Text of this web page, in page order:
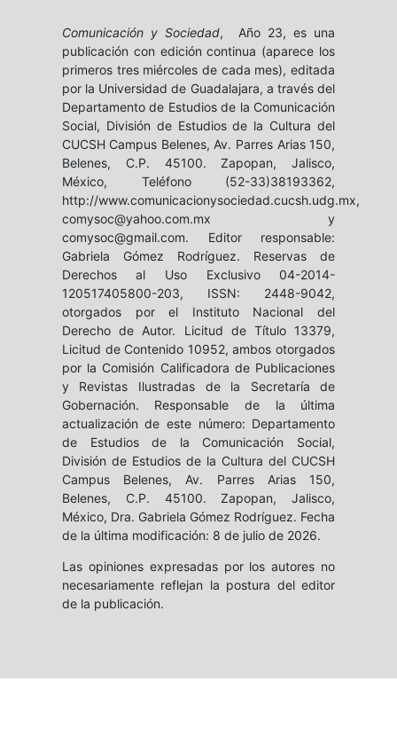
Comunicación y Sociedad, Año 23, es una
publicación con edición continua (aparece los
primeros tres miércoles de cada mes), editada
por la Universidad de Guadalajara, a través del
Departamento de Estudios de la Comunicación
Social, División de Estudios de la Cultura del
CUCSH Campus Belenes, Av. Parres Arias 150,
Belenes, C.P. 45100. Zapopan, Jalisco,
México, Teléfono (52-33)38193362,
http://www.comunicacionysociedad.cucsh.udg.mx,
comysoc@yahoo.com.mx y
comysoc@gmail.com. Editor responsable:
Gabriela Gómez Rodríguez. Reservas de
Derechos al Uso Exclusivo 04-2014-
120517405800-203, ISSN: 2448-9042,
otorgados por el Instituto Nacional del
Derecho de Autor. Licitud de Título 13379,
Licitud de Contenido 10952, ambos otorgados
por la Comisión Calificadora de Publicaciones
y Revistas Ilustradas de la Secretaría de
Gobernación. Responsable de la última
actualización de este número: Departamento
de Estudios de la Comunicación Social,
División de Estudios de la Cultura del CUCSH
Campus Belenes, Av. Parres Arias 150,
Belenes, C.P. 45100. Zapopan, Jalisco,
México, Dra. Gabriela Gómez Rodríguez. Fecha
de la última modificación: 8 de julio de 2026.
Las opiniones expresadas por los autores no
necesariamente reflejan la postura del editor
de la publicación.